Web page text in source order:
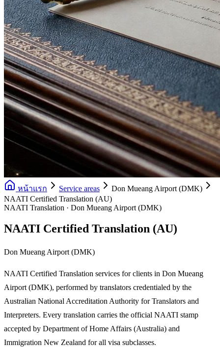
หน้าแรก Service areas
Don Mueang Airport (DMK)
NAATI Certified Translation (AU)
NAATI Translation · Don Mueang Airport (DMK)
NAATI Certified Translation (AU)
Don Mueang Airport (DMK)
NAATI Certified Translation services for clients in Don Mueang
Airport (DMK), performed by translators credentialed by the
Australian National Accreditation Authority for Translators and
Interpreters. Every translation carries the official NAATI stamp
accepted by Department of Home Affairs (Australia) and
Immigration New Zealand for all visa subclasses.